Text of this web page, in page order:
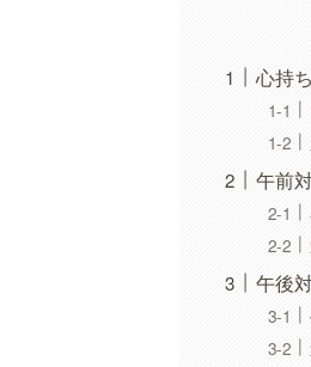
心持ち
午前
午後